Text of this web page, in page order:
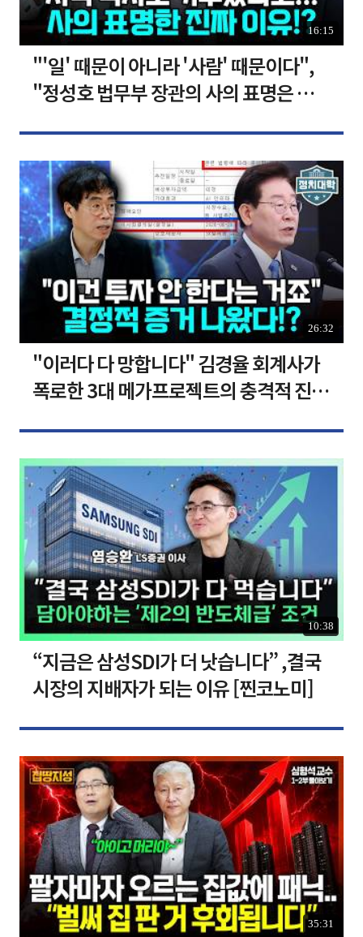
16:15
"'일' 때문이 아니라 '사람' 때문이다",
"정성호 법무부 장관의 사의 표명은 이재
26:32
"이러다 다 망합니다" 김경율 회계사가
폭로한 3대 메가프로젝트의 충격적 진실
10:38
“지금은 삼성SDI가 더 낫습니다” ,결국
시장의 지배자가 되는 이유 [찐코노미]
35:31